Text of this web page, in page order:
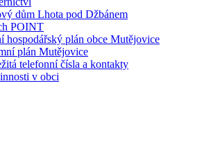
dům Lhota pod Džbánem
POINT
hospodářský plán obce Mutějovice
plán Mutějovice
telefonní čísla a kontakty
v obci